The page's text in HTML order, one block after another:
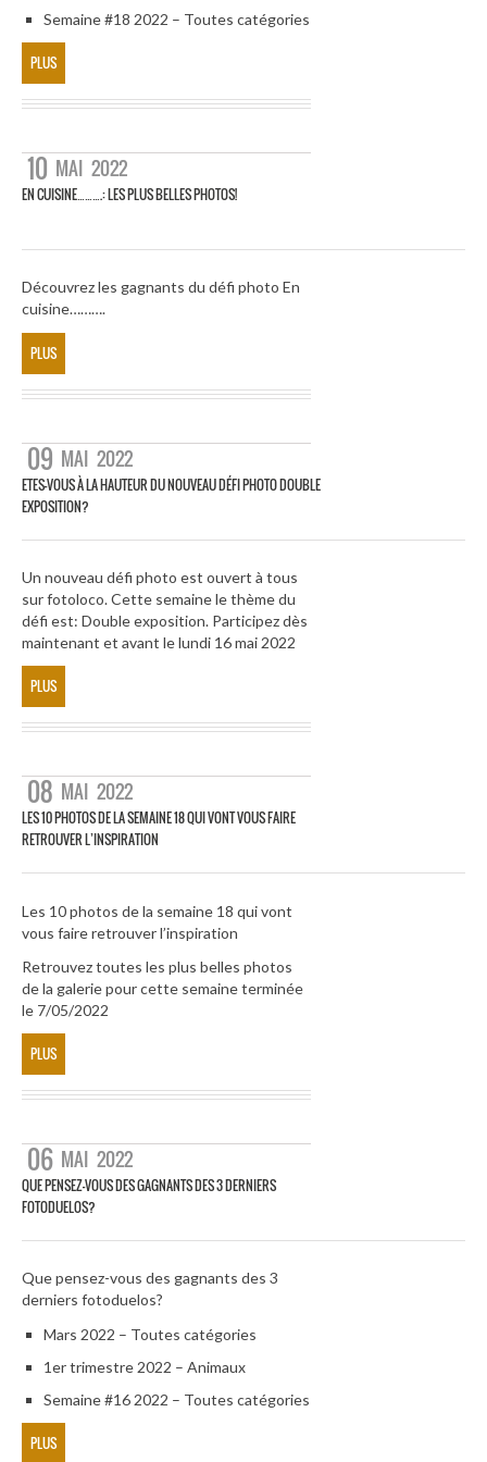
Semaine #18 2022 – Toutes catégories
PLUS
10 MAI 2022
EN CUISINE……….: LES PLUS BELLES PHOTOS!
Découvrez les gagnants du défi photo En
cuisine……….
PLUS
09 MAI 2022
ETES-VOUS À LA HAUTEUR DU NOUVEAU DÉFI PHOTO DOUBLE
EXPOSITION?
Un nouveau défi photo est ouvert à tous
sur fotoloco. Cette semaine le thème du
défi est: Double exposition. Participez dès
maintenant et avant le lundi 16 mai 2022
PLUS
08 MAI 2022
LES 10 PHOTOS DE LA SEMAINE 18 QUI VONT VOUS FAIRE
RETROUVER L’INSPIRATION
Les 10 photos de la semaine 18 qui vont
vous faire retrouver l’inspiration
Retrouvez toutes les plus belles photos
de la galerie pour cette semaine terminée
le 7/05/2022
PLUS
06 MAI 2022
QUE PENSEZ-VOUS DES GAGNANTS DES 3 DERNIERS
FOTODUELOS?
Que pensez-vous des gagnants des 3
derniers fotoduelos?
Mars 2022 – Toutes catégories
1er trimestre 2022 – Animaux
Semaine #16 2022 – Toutes catégories
PLUS